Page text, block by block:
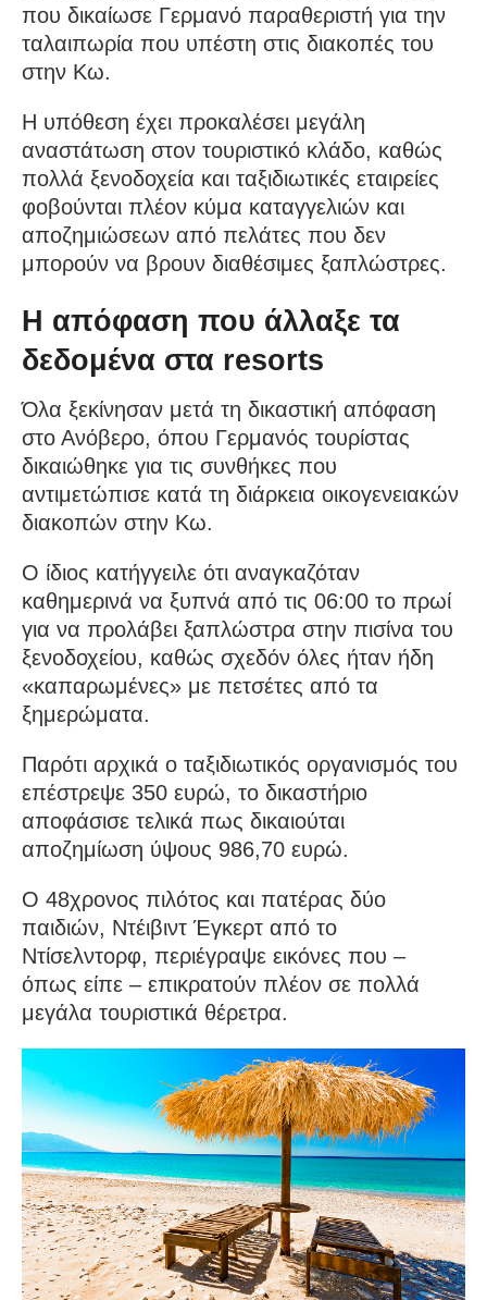
που δικαίωσε Γερμανό παραθεριστή για την
ταλαιπωρία που υπέστη στις διακοπές του
στην Κω.
Η υπόθεση έχει προκαλέσει μεγάλη
αναστάτωση στον τουριστικό κλάδο, καθώς
πολλά ξενοδοχεία και ταξιδιωτικές εταιρείες
φοβούνται πλέον κύμα καταγγελιών και
αποζημιώσεων από πελάτες που δεν
μπορούν να βρουν διαθέσιμες ξαπλώστρες.
Η απόφαση που άλλαξε τα
δεδομένα στα resorts
Όλα ξεκίνησαν μετά τη δικαστική απόφαση
στο Ανόβερο, όπου Γερμανός τουρίστας
δικαιώθηκε για τις συνθήκες που
αντιμετώπισε κατά τη διάρκεια οικογενειακών
διακοπών στην Κω.
Ο ίδιος κατήγγειλε ότι αναγκαζόταν
καθημερινά να ξυπνά από τις 06:00 το πρωί
για να προλάβει ξαπλώστρα στην πισίνα του
ξενοδοχείου, καθώς σχεδόν όλες ήταν ήδη
«καπαρωμένες» με πετσέτες από τα
ξημερώματα.
Παρότι αρχικά ο ταξιδιωτικός οργανισμός του
επέστρεψε 350 ευρώ, το δικαστήριο
αποφάσισε τελικά πως δικαιούται
αποζημίωση ύψους 986,70 ευρώ.
Ο 48χρονος πιλότος και πατέρας δύο
παιδιών, Ντέιβιντ Έγκερτ από το
Ντίσελντορφ, περιέγραψε εικόνες που –
όπως είπε – επικρατούν πλέον σε πολλά
μεγάλα τουριστικά θέρετρα.